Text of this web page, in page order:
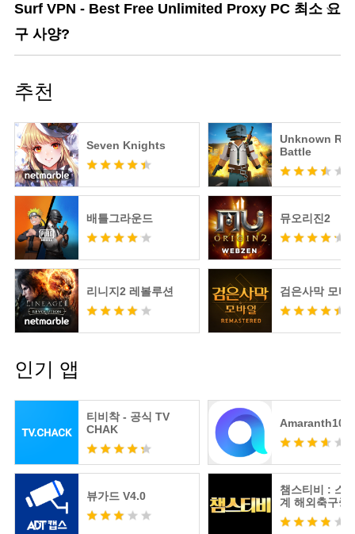
Surf VPN - Best Free Unlimited Proxy PC 최소 요
구 사양?
추천
Seven Knights
Unknown
Battle
배틀그라운드 뮤오리진2
리니지2 레볼루션 검은사막 모바
인기 앱
티비착 - 공식 TV
CHAK
뷰가드 V4.0
Amaranth10
챔스티비 : 스
계 해외축구중
츠분석